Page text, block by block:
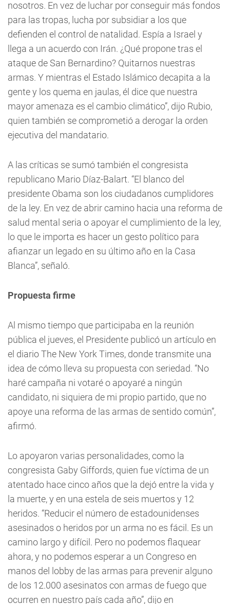
nosotros. En vez de luchar por conseguir más fondos
para las tropas, lucha por subsidiar a los que
defienden el control de natalidad. Espía a Israel y
llega a un acuerdo con Irán. ¿Qué propone tras el
ataque de San Bernardino? Quitarnos nuestras
armas. Y mientras el Estado Islámico decapita a la
gente y los quema en jaulas, él dice que nuestra
mayor amenaza es el cambio climático”, dijo Rubio,
quien también se comprometió a derogar la orden
ejecutiva del mandatario.
A las críticas se sumó también el congresista
republicano Mario Díaz-Balart. “El blanco del
presidente Obama son los ciudadanos cumplidores
de la ley. En vez de abrir camino hacia una reforma de
salud mental seria o apoyar el cumplimiento de la ley,
lo que le importa es hacer un gesto político para
afianzar un legado en su último año en la Casa
Blanca”, señaló.
Propuesta firme
Al mismo tiempo que participaba en la reunión
pública el jueves, el Presidente publicó un artículo en
el diario The New York Times, donde transmite una
idea de cómo lleva su propuesta con seriedad. “No
haré campaña ni votaré o apoyaré a ningún
candidato, ni siquiera de mi propio partido, que no
apoye una reforma de las armas de sentido común”,
afirmó.
Lo apoyaron varias personalidades, como la
congresista Gaby Giffords, quien fue víctima de un
atentado hace cinco años que la dejó entre la vida y
la muerte, y en una estela de seis muertos y 12
heridos. “Reducir el número de estadounidenses
asesinados o heridos por un arma no es fácil. Es un
camino largo y difícil. Pero no podemos flaquear
ahora, y no podemos esperar a un Congreso en
manos del lobby de las armas para prevenir alguno
de los 12.000 asesinatos con armas de fuego que
ocurren en nuestro país cada año”, dijo en